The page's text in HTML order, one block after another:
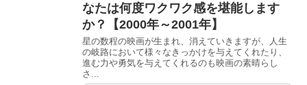
なたは何度ワクワク感を堪能します
か？【2000年～2001年】
星の数程の映画が生まれ、消えていきますが、人生
の岐路において様々なきっかけを与えてくれたり、
進む力や勇気を与えてくれるのも映画の素晴らし
さ...